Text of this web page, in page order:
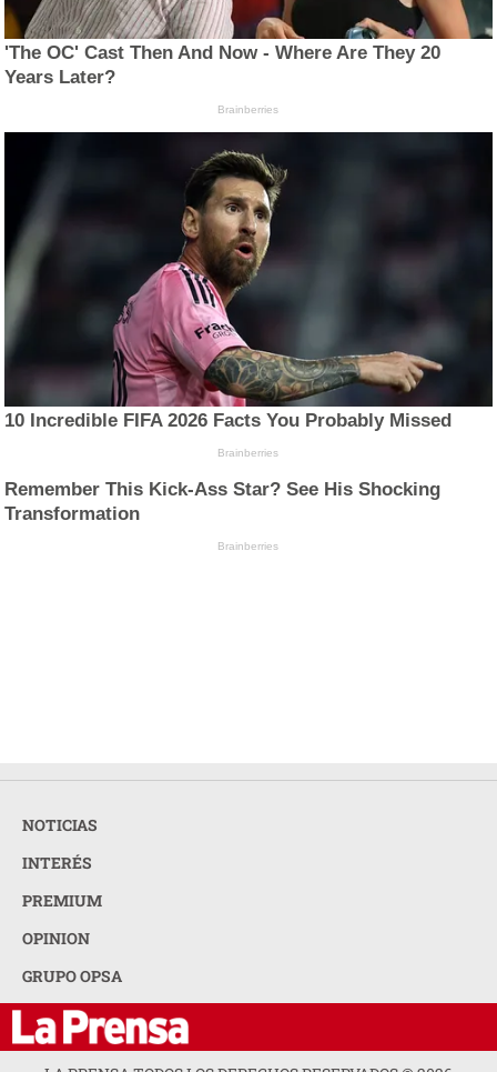
'The OC' Cast Then And Now - Where Are They 20
Years Later?
Brainberries
10 Incredible FIFA 2026 Facts You Probably Missed
Brainberries
Remember This Kick-Ass Star? See His Shocking
Transformation
Brainberries
NOTICIAS
INTERÉS
PREMIUM
OPINION
GRUPO OPSA